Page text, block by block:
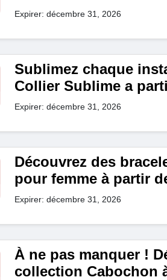
Expirer: décembre 31, 2026
Sublimez chaque
Collier Sublime a
Expirer: décembre 31, 2026
Découvrez des
pour femme à partir
Expirer: décembre 31, 2026
À ne pas manquer !
collection Cabochon